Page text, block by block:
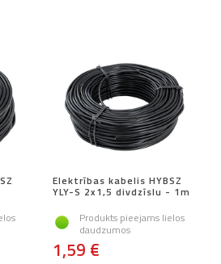
Elektrības kabelis HYBSZ
YLY-S 2x1,5 divdzīslu - 1m
Produkts pieejams lielos
daudzumos
1,59 €